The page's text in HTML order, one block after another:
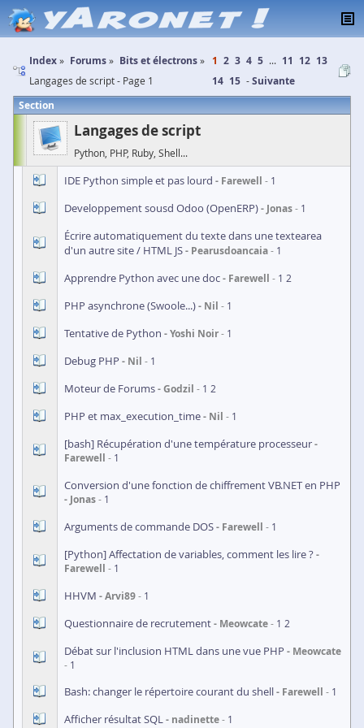
Index Forums Bits et électrons
Langages de script - Page 1
1 2 3 4 5 ... 11 12 13
14 15
Suivante
Section
Langages de script
Python, PHP, Ruby, Shell...
IDE Python simple et pas lourd Farewell 1
Developpement sousd Odoo (OpenERP) Jonas 1
Écrire automatiquement du texte dans une textearea
d'un autre site / HTML JS
Pearusdoancaia 1
Apprendre Python avec une doc Farewell 1 2
PHP asynchrone (Swoole...) Nil 1
Tentative de Python Yoshi Noir 1
Debug PHP Nil 1
Moteur de Forums Godzil 1 2
PHP et max_execution_time Nil 1
[bash] Récupération d'une température processeur
Farewell 1
Conversion d'une fonction de chiffrement VB.NET en PHP
Jonas 1
Arguments de commande DOS Farewell 1
[Python] Affectation de variables, comment les lire ?
Farewell 1
HHVM Arvi89 1
Questionnaire de recrutement Meowcate 1 2
Débat sur l'inclusion HTML dans une vue PHP Meowcate
1
Bash: changer le répertoire courant du shell Farewell 1
Afficher résultat SQL nadinette 1